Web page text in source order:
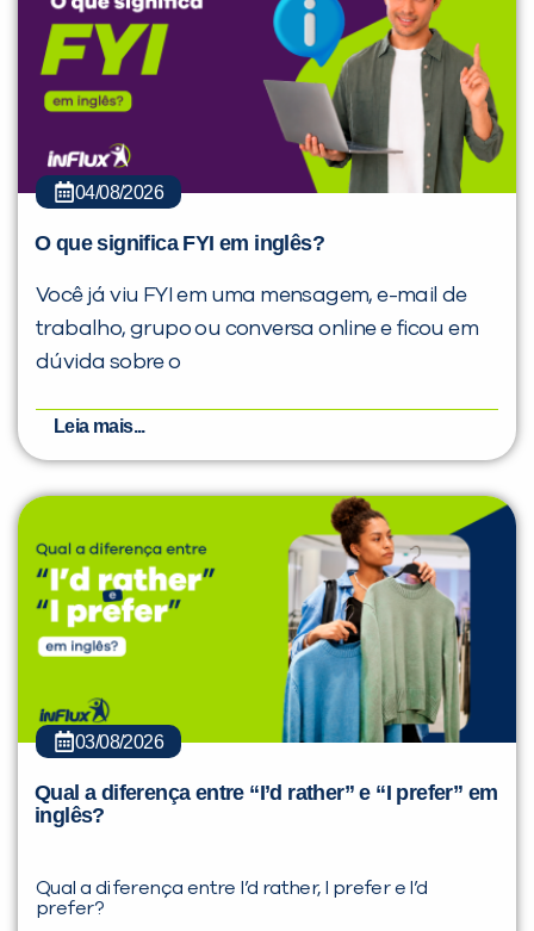
04/08/2026
O que significa FYI em inglês?
Você já viu FYI em uma mensagem, e-mail de
trabalho, grupo ou conversa online e ficou em
dúvida sobre o
Leia mais...
03/08/2026
Qual a diferença entre “I’d rather” e “I prefer” em
inglês?
Qual a diferença entre I’d rather, I prefer e I’d
prefer?